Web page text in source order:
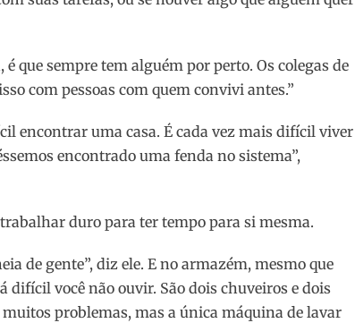
que sempre tem alguém por perto. Os colegas de
com pessoas com quem convivi antes.”
encontrar uma casa. É cada vez mais difícil viver
encontrado uma fenda no sistema”,
duro para ter tempo para si mesma.
de gente”, diz ele. E no armazém, mesmo que
difícil você não ouvir. São dois chuveiros e dois
problemas, mas a única máquina de lavar